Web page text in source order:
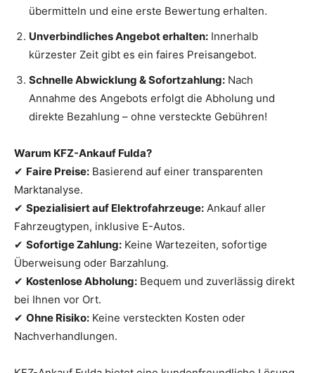
übermitteln und eine erste Bewertung erhalten.
Unverbindliches Angebot erhalten: Innerhalb
kürzester Zeit gibt es ein faires Preisangebot.
Schnelle Abwicklung & Sofortzahlung: Nach
Annahme des Angebots erfolgt die Abholung und
direkte Bezahlung – ohne versteckte Gebühren!
Warum KFZ-Ankauf Fulda?
✔ Faire Preise: Basierend auf einer transparenten
Marktanalyse.
✔ Spezialisiert auf Elektrofahrzeuge: Ankauf aller
Fahrzeugtypen, inklusive E-Autos.
✔ Sofortige Zahlung: Keine Wartezeiten, sofortige
Überweisung oder Barzahlung.
✔ Kostenlose Abholung: Bequem und zuverlässig direkt
bei Ihnen vor Ort.
✔ Ohne Risiko: Keine versteckten Kosten oder
Nachverhandlungen.